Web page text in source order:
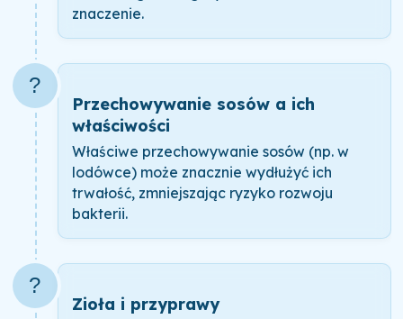
znaczenie.
?
Przechowywanie sosów a ich
właściwości
Właściwe przechowywanie sosów (np. w
lodówce) może znacznie wydłużyć ich
trwałość, zmniejszając ryzyko rozwoju
bakterii.
?
Zioła i przyprawy